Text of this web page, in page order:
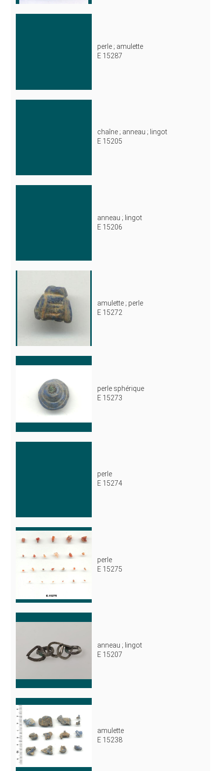
perle ; amulette
E 15287
chaîne ; anneau ; lingot
E 15205
anneau ; lingot
E 15206
amulette ; perle
E 15272
perle sphérique
E 15273
perle
E 15274
perle
E 15275
anneau ; lingot
E 15207
amulette
E 15238